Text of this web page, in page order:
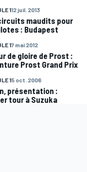
112 juil. 2013
maudits pour
: Budapest
17 mai 2012
de gloire de Prost :
Prost Grand Prix
15 oct. 2006
présentation :
tour à Suzuka